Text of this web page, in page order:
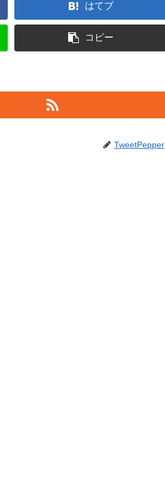
はてブ
コピー
TweetPepper